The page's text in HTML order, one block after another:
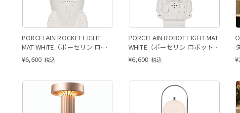
PORCELAIN ROCKET LIGHT
MAT WHITE（ポーセリン ロケ
ット ライト）
¥6,600 税込
PORCELAIN ROBOT LIGHT MAT
WHITE（ポーセリン ロボット
ライト）
¥6,600 税込
¥